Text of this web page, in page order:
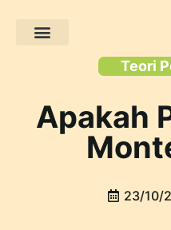
Teori
Apakah
23/10/